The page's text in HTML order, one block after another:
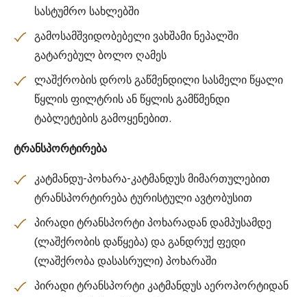
სასტუმრო სახლებში
გამოსამშვიდობებელი ვახშამი ნეპალში
გატარებულ ბოლო ღამეს
ლაშქრობის დროს გაწმენდილი სასმელი წყალი
წყლის ფილტრის ან წყლის გამწმენდი
ტაბლეტების გამოყენებით.
ტრანსპორტირება
კატმანდუ-პოხარა-კატმანდუს მიმართულებით
ტრანსპორტირება ტურისტული ავტობუსით
პირადი ტრანსპორტი პოხარადან დამპუსამდე
(ლაშქრობის დაწყება) და განდრუქ ფედი
(ლაშქრობა დასასრული) პოხარაში
პირადი ტრანსპორტი კატმანდუს აეროპორტიდან